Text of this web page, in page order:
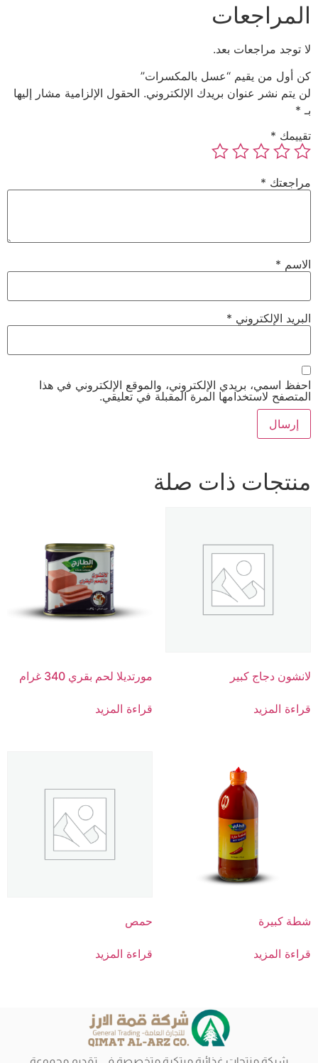
المراجعات
لا توجد مراجعات بعد.
كن أول من يقيم “عسل بالمكسرات”
لن يتم نشر عنوان بريدك الإلكتروني. الحقول الإلزامية مشار إليها
بـ *
تقييمك *
مراجعتك *
الاسم *
البريد الإلكتروني *
احفظ اسمي، بريدي الإلكتروني، والموقع الإلكتروني في هذا
المتصفح لاستخدامها المرة المقبلة في تعليقي.
منتجات ذات صلة
لانشون دجاج كبير
قراءة المزيد
مورتديلا لحم بقري 340 غرام
قراءة المزيد
شطة كبيرة
قراءة المزيد
حمص
قراءة المزيد